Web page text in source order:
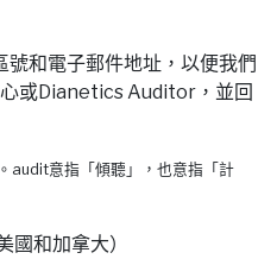
和電子郵件地址，以便我們
或Dianetics Auditor，並回
audit意指「傾聽」，也意指「計
和加拿大）